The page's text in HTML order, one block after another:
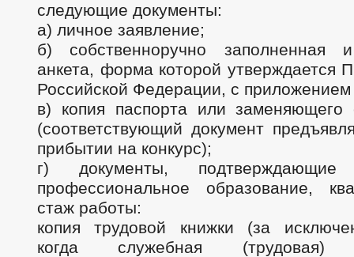
следующие документы:
а) личное заявление;
б) собственноручно заполненная
анкета, форма которой утверждается
Российской Федерации, с
в) копия паспорта или заменяющего
(соответствующий документ
прибытии на конкурс);
г) документы, подтверждающие
профессиональное образование,
стаж работы:
копия трудовой книжки (за
когда служебная (трудовая)